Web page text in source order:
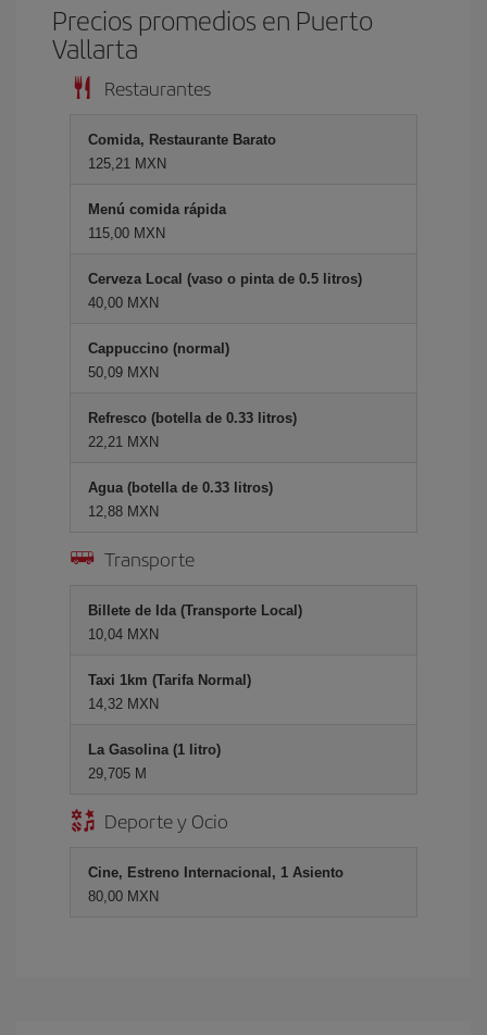
Precios promedios en Puerto
Vallarta
Restaurantes
Comida, Restaurante Barato
125,21 MXN
Menú comida rápida
115,00 MXN
Cerveza Local (vaso o pinta de 0.5 litros)
40,00 MXN
Cappuccino (normal)
50,09 MXN
Refresco (botella de 0.33 litros)
22,21 MXN
Agua (botella de 0.33 litros)
12,88 MXN
Transporte
Billete de Ida (Transporte Local)
10,04 MXN
Taxi 1km (Tarifa Normal)
14,32 MXN
La Gasolina (1 litro)
29,705 M
Deporte y Ocio
Cine, Estreno Internacional, 1 Asiento
80,00 MXN